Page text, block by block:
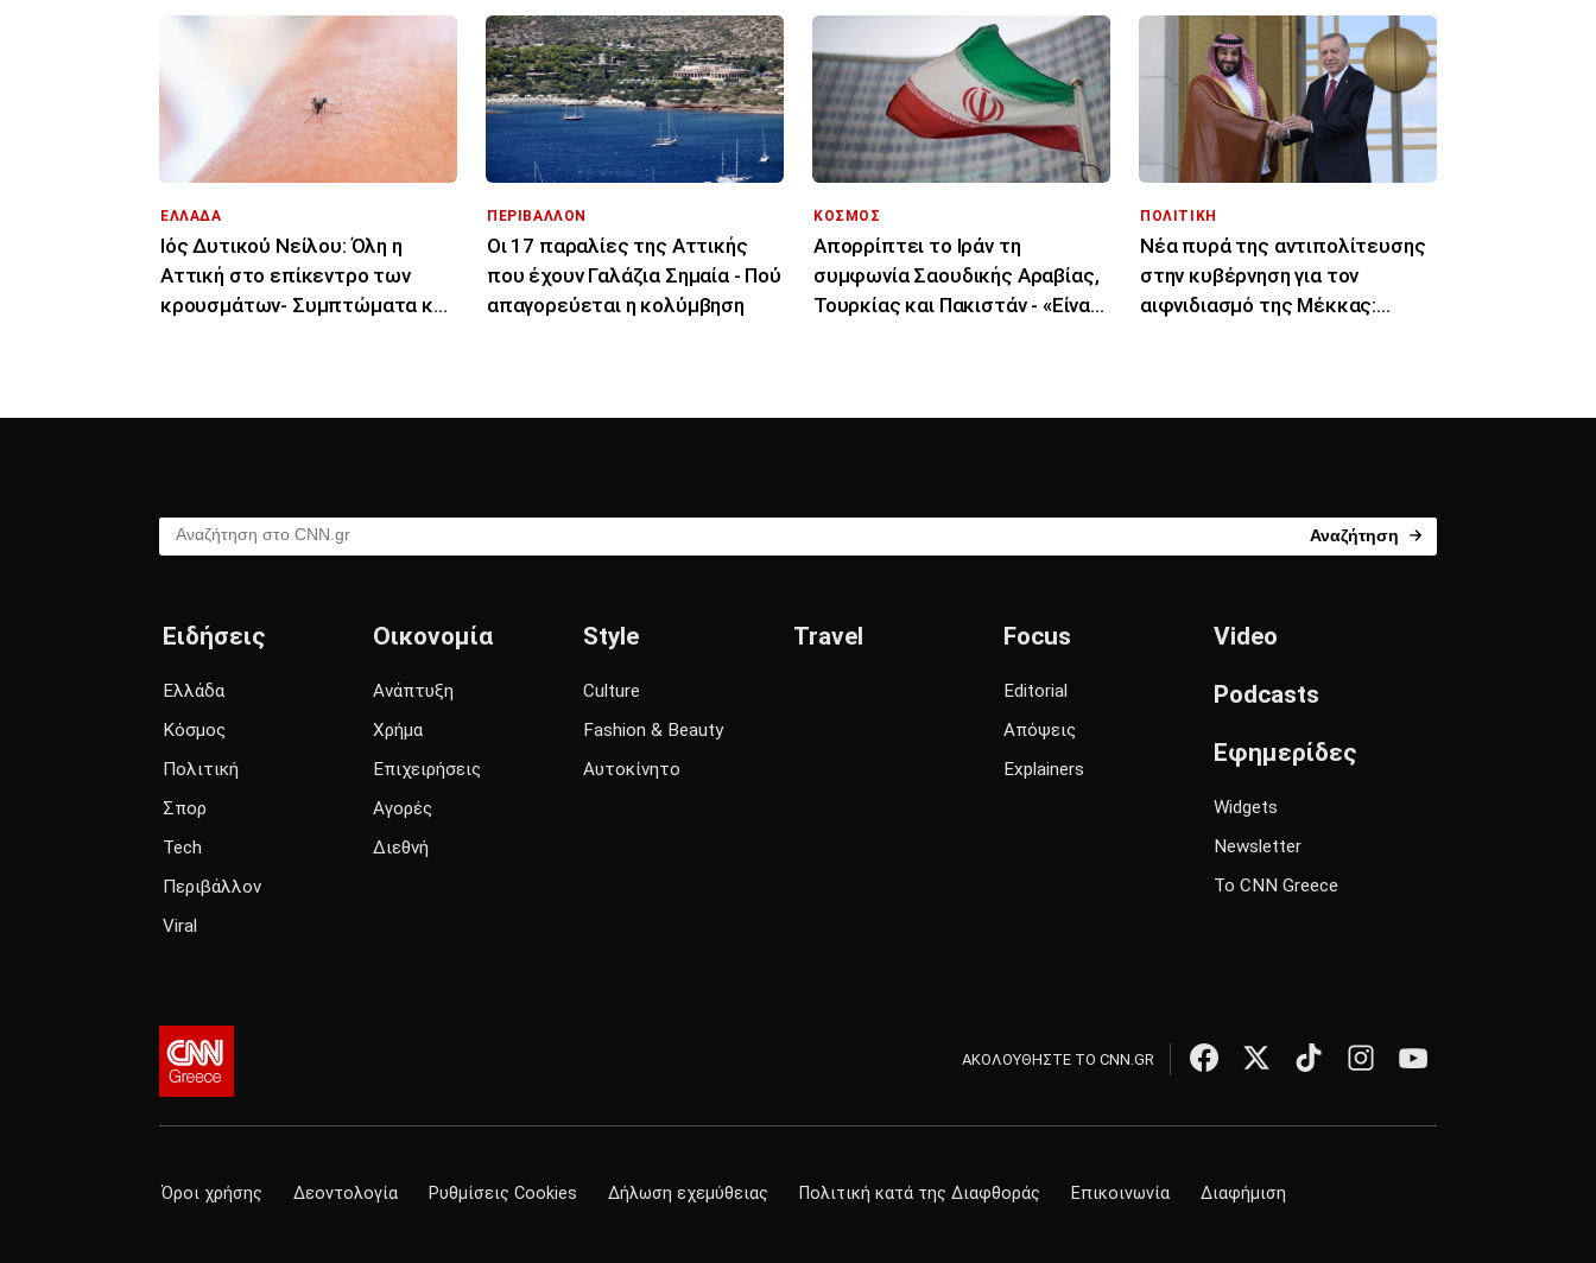
ΕΛΛΑΔΑ
Ιός Δυτικού Νείλου: Όλη η
Αττική στο επίκεντρο των
κρουσμάτων- Συμπτώματα και
ΠΕΡΙΒΑΛΛΟΝ
Οι 17 παραλίες της Αττικής
που έχουν Γαλάζια Σημαία - Πού
απαγορεύεται η κολύμβηση
ΚΟΣΜΟΣ
Απορρίπτει το Ιράν τη
συμφωνία Σαουδικής Αραβίας,
Τουρκίας και Πακιστάν - «Είναι
ΠΟΛΙΤΙΚΗ
Νέα πυρά της αντιπολίτευσης
στην κυβέρνηση για τον
αιφνιδιασμό της Μέκκας:
Αναζήτηση στο CNN.gr Αναζήτηση
Ειδήσεις
Ελλάδα
Κόσμος
Πολιτική
Σπορ
Tech
Περιβάλλον
Viral
Οικονομία
Ανάπτυξη
Χρήμα
Επιχειρήσεις
Αγορές
Διεθνή
Style
Culture
Fashion & Beauty
Αυτοκίνητο
Travel Focus
Editorial
Απόψεις
Explainers
Video
Podcasts
Εφημερίδες
Widgets
Newsletter
Το CNN Greece
ΑΚΟΛΟΥΘΗΣΤΕ ΤΟ CNN.GR
Όροι χρήσης Δεοντολογία Ρυθμίσεις Cookies Δήλωση εχεμύθειας Πολιτική κατά της Διαφθοράς Επικοινωνία Διαφήμιση